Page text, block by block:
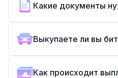
Какие документы
Выкупаете ли вы
Как происходит